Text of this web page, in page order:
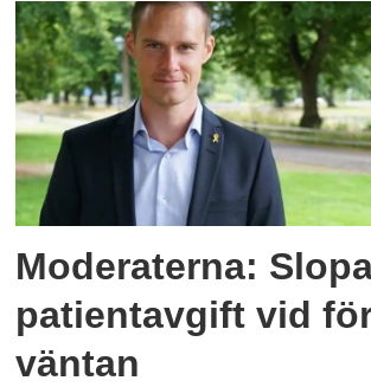
Moderaterna:
patientavgift vid
väntan